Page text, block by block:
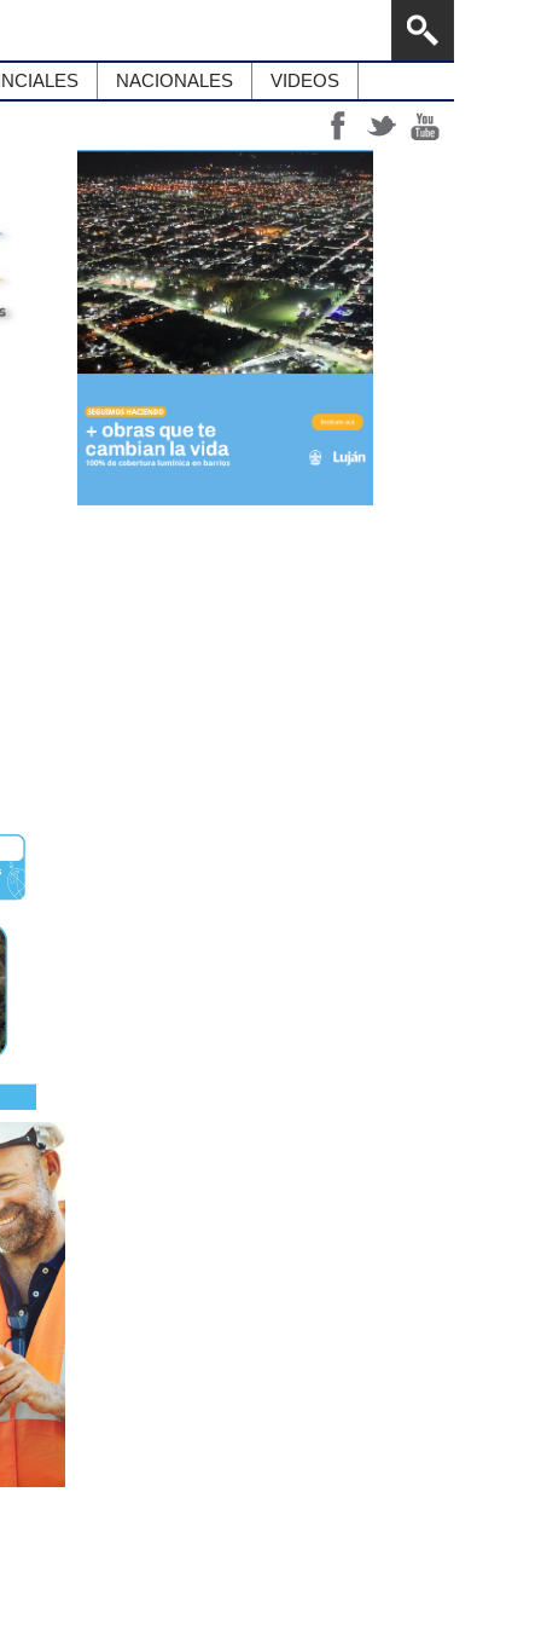
NACIONALES VIDEOS
Vacaciones de invierno 2026, una propuesta de calidad que puso a la niñez